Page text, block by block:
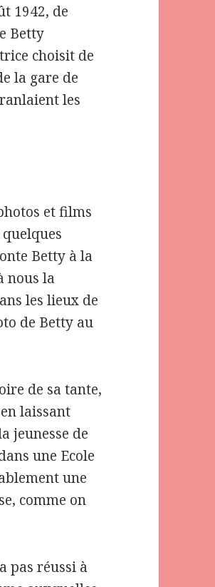
1942, de
Betty
choisit de
la gare de
les
et films
Betty à la
nous la
les lieux de
de Betty au
de sa tante,
laissant
jeunesse de
une Ecole
une
comme on
pas réussi à